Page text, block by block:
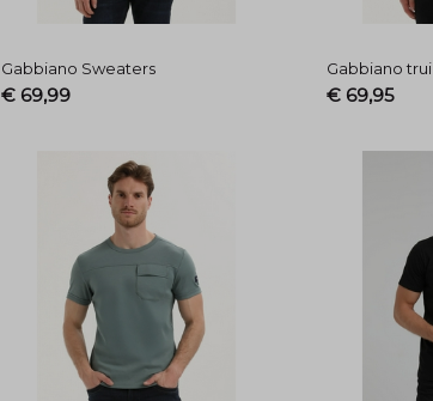
Gabbiano Sweaters
€ 69,99
Gabbiano trui
€ 69,95